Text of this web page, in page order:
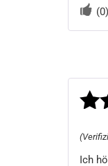
(0)
mit
Ich